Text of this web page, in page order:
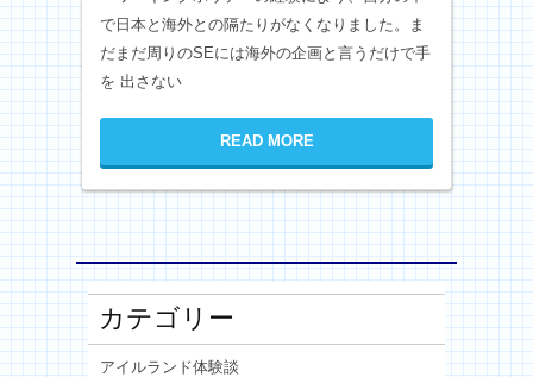
で日本と海外との隔たりがなくなりました。ま
だまだ周りのSEには海外の企画と言うだけで手
を 出さない
READ MORE
カテゴリー
アイルランド体験談